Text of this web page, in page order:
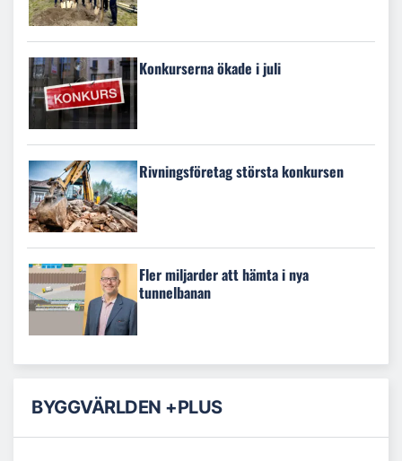
Konkurserna ökade i juli
Rivningsföretag största konkursen
Fler miljarder att hämta i nya
tunnelbanan
BYGGVÄRLDEN +PLUS